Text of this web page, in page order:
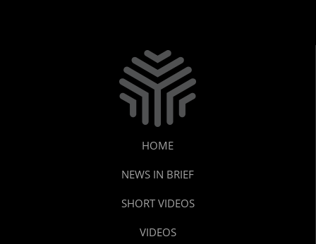
HOME
NEWS IN BRIEF
SHORT VIDEOS
VIDEOS